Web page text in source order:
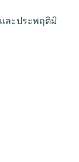
และประพฤติมิ